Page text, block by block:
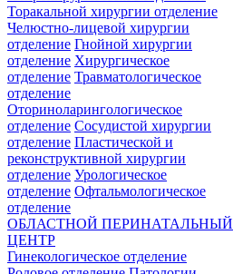
Торакальной хирургии отделение
Челюстно-лицевой хирургии
отделение Гнойной хирургии
отделение Хирургическое
отделение Травматологическое
отделение
Оториноларингологическое
отделение Сосудистой хирургии
отделение Пластической и
реконструктивной хирургии
отделение Урологическое
отделение Офтальмологическое
отделение
ОБЛАСТНОЙ ПЕРИНАТАЛЬНЫЙ
ЦЕНТР
Гинекологическое отделение